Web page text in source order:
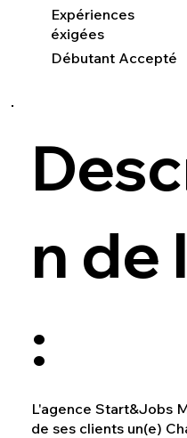
Expériences
éxigées
Débutant Accepté
n de
:
L'agence Start&Jobs
de ses clients un(e)